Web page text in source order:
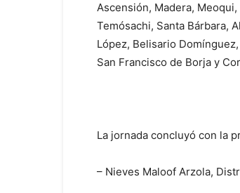
Ascensión, Madera,
Temósachi, Santa Bárbara,
López, Belisario
San Francisco de Borja y
La jornada concluyó con la
– Nieves Maloof Arzola,